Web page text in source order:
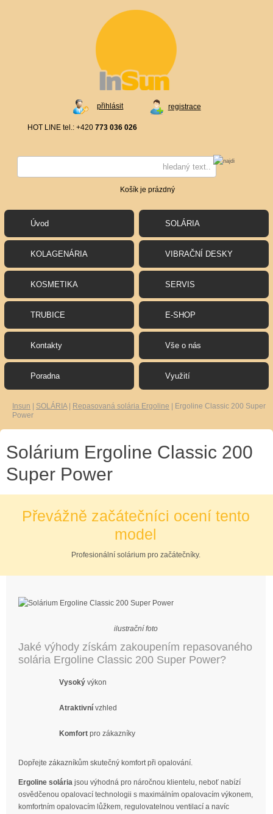
registrace
přihlásit
HOT LINE tel.: +420 773 036 026
Košík je prázdný
Úvod SOLÁRIA
KOLAGENÁRIA VIBRAČNÍ DESKY
KOSMETIKA SERVIS
TRUBICE E-SHOP
Kontakty Vše o nás
Poradna Využití
Insun SOLÁRIA| Repasovaná solária Ergoline
Ergoline Classic 200 Super
Power
Solárium Ergoline Classic 200
Super Power
Převážně začátečníci ocení tento
model
Profesionální solárium pro začátečníky.
ilustrační foto
Jaké výhody získám zakoupením repasovaného
solária Ergoline Classic 200 Super Power?
Vysoký výkon
Atraktivní vzhled
Komfort pro zákazníky
Dopřejte zákazníkům skutečný komfort při opalování.
Ergoline solária jsou výhodná pro náročnou klientelu, neboť nabízí
osvědčenou opalovací technologii s maximálním opalovacím výkonem,
komfortním opalovacím lůžkem, regulovatelnou ventilací a navíc